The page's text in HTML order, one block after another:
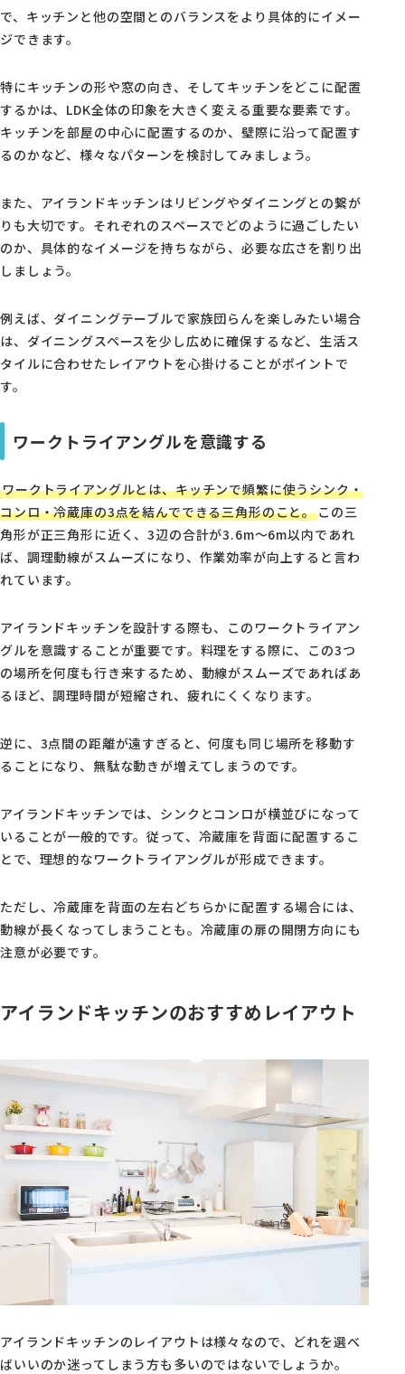
で、キッチンと他の空間とのバランスをより具体的にイメー
ジできます。
特にキッチンの形や窓の向き、そしてキッチンをどこに配置
するかは、LDK全体の印象を大きく変える重要な要素です。
キッチンを部屋の中心に配置するのか、壁際に沿って配置す
るのかなど、様々なパターンを検討してみましょう。
また、アイランドキッチンはリビングやダイニングとの繋が
りも大切です。それぞれのスペースでどのように過ごしたい
のか、具体的なイメージを持ちながら、必要な広さを割り出
しましょう。
例えば、ダイニングテーブルで家族団らんを楽しみたい場合
は、ダイニングスペースを少し広めに確保するなど、生活ス
タイルに合わせたレイアウトを心掛けることがポイントで
す。
ワークトライアングルを意識する
ワークトライアングルとは、キッチンで頻繁に使うシンク・
コンロ・冷蔵庫の3点を結んでできる三角形のこと。この三
角形が正三角形に近く、3辺の合計が3.6m～6m以内であれ
ば、調理動線がスムーズになり、作業効率が向上すると言わ
れています。
アイランドキッチンを設計する際も、このワークトライアン
グルを意識することが重要です。料理をする際に、この3つ
の場所を何度も行き来するため、動線がスムーズであればあ
るほど、調理時間が短縮され、疲れにくくなります。
逆に、3点間の距離が遠すぎると、何度も同じ場所を移動す
ることになり、無駄な動きが増えてしまうのです。
アイランドキッチンでは、シンクとコンロが横並びになって
いることが一般的です。従って、冷蔵庫を背面に配置するこ
とで、理想的なワークトライアングルが形成できます。
ただし、冷蔵庫を背面の左右どちらかに配置する場合には、
動線が長くなってしまうことも。冷蔵庫の扉の開閉方向にも
注意が必要です。
アイランドキッチンのおすすめレイアウト
アイランドキッチンのレイアウトは様々なので、どれを選べ
ばいいのか迷ってしまう方も多いのではないでしょうか。